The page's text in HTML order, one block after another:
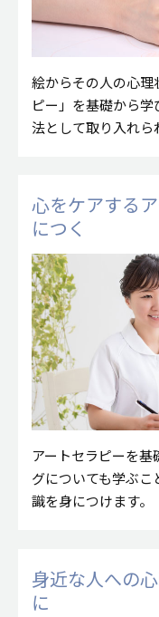
絵からその人の心理
ピー」を基礎から
法として取り入れら
心をケアする
につく
アートセラピーを
グについても学ぶ
識を身につけます。
身近な人への
に